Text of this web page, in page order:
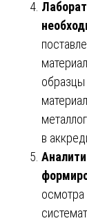
в
осмотра